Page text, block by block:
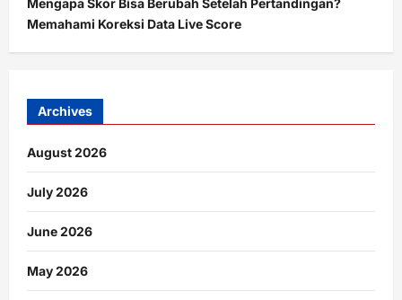
Mengapa Skor Bisa Berubah Setelah Pertandingan?
Memahami Koreksi Data Live Score
Archives
August 2026
July 2026
June 2026
May 2026